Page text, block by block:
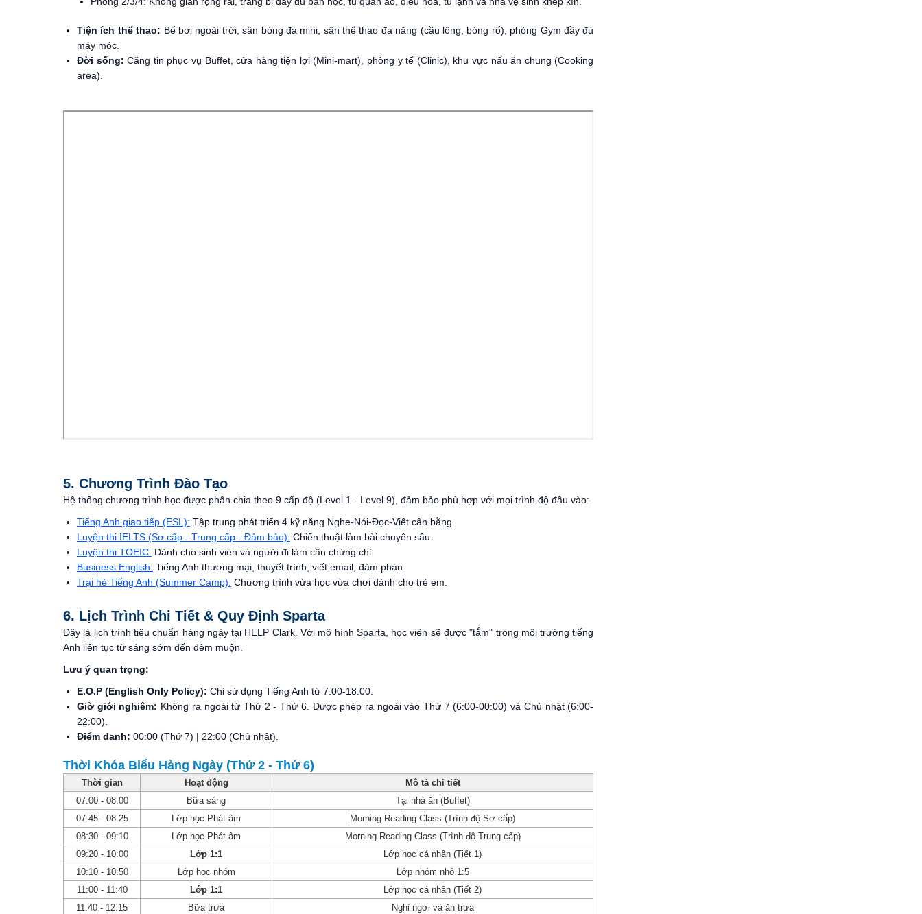
Tiện ích thể thao: Bể bơi ngoài trời, sân bóng đá mini, sân thể thao đa năng (cầu lông, bóng rổ), phòng Gym đầy đủ
máy móc.
Đời sống: Căng tin phục vụ Buffet, cửa hàng tiện lợi (Mini-mart), phòng y tế (Clinic), khu vực nấu ăn chung (Cooking
area).
5. Chương Trình Đào Tạo
Hệ thống chương trình học được phân chia theo 9 cấp độ (Level 1 - Level 9), đảm bảo phù hợp với mọi trình độ đầu vào:
Tiếng Anh giao tiếp (ESL): Tập trung phát triển 4 kỹ năng Nghe-Nói-Đọc-Viết cân bằng.
Luyện thi IELTS (Sơ cấp - Trung cấp - Đảm bảo): Chiến thuật làm bài chuyên sâu.
Luyện thi TOEIC: Dành cho sinh viên và người đi làm cần chứng chỉ.
Business English: Tiếng Anh thương mại, thuyết trình, viết email, đàm phán.
Trại hè Tiếng Anh (Summer Camp): Chương trình vừa học vừa chơi dành cho trẻ em.
6. Lịch Trình Chi Tiết & Quy Định Sparta
Đây là lịch trình tiêu chuẩn hàng ngày tại HELP Clark. Với mô hình Sparta, học viên sẽ được "tắm" trong môi trường tiếng
Anh liên tục từ sáng sớm đến đêm muộn.
Lưu ý quan trọng:
E.O.P (English Only Policy): Chỉ sử dụng Tiếng Anh từ 7:00-18:00.
Giờ giới nghiêm: Không ra ngoài từ Thứ 2 - Thứ 6. Được phép ra ngoài vào Thứ 7 (6:00-00:00) và Chủ nhật (6:00-
22:00).
Điểm danh: 00:00 (Thứ 7) | 22:00 (Chủ nhật).
Thời Khóa Biểu Hàng Ngày (Thứ 2 - Thứ 6)
Thời gian Hoạt động
Mô tả chi tiết
07:00 - 08:00
Bữa sáng
Tại nhà ăn (Buffet)
07:45 - 08:25
Lớp học Phát âm
Morning Reading Class (Trình độ Sơ cấp)
08:30 - 09:10
Lớp học Phát âm
Morning Reading Class (Trình độ Trung cấp)
09:20 - 10:00
Lớp 1:1
Lớp học cá nhân (Tiết 1)
10:10 - 10:50
Lớp học nhóm
Lớp nhóm nhỏ 1:5
11:00 - 11:40
Lớp 1:1
Lớp học cá nhân (Tiết 2)
11:40 - 12:15
Bữa trưa Nghỉ ngơi và ăn trưa